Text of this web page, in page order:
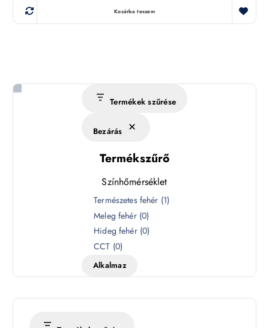
Kosárba teszem
Termékek szűrése
Bezárás
Termékszűrő
Színhőmérséklet
é
s
Természetes fehér (1)
Meleg fehér (0)
Hideg fehér (0)
CCT (0)
Alkalmaz